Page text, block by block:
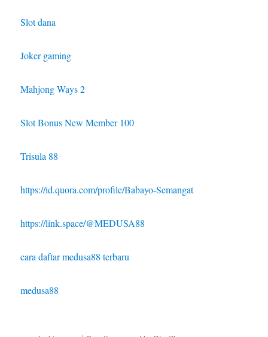
Slot dana
Joker gaming
Mahjong Ways 2
Slot Bonus New Member 100
Trisula 88
https://id.quora.com/profile/Babayo-Semangat
https://link.space/@MEDUSA88
cara daftar medusa88 terbaru
medusa88